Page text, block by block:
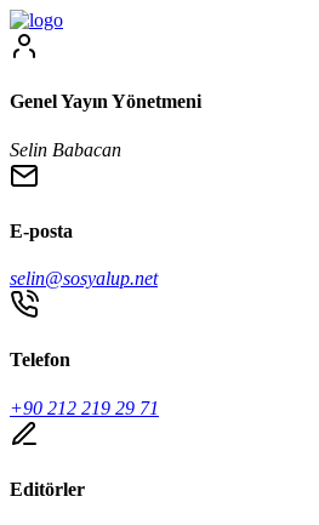
Genel Yayın Yönetmeni
Selin Babacan
E-posta
selin@sosyalup.net
Telefon
+90 212 219 29 71
Editörler